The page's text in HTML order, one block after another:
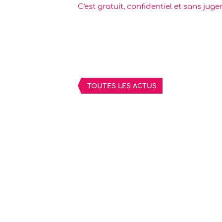
C'est gratuit, confidentiel et sans
TOUTES LES ACTUS